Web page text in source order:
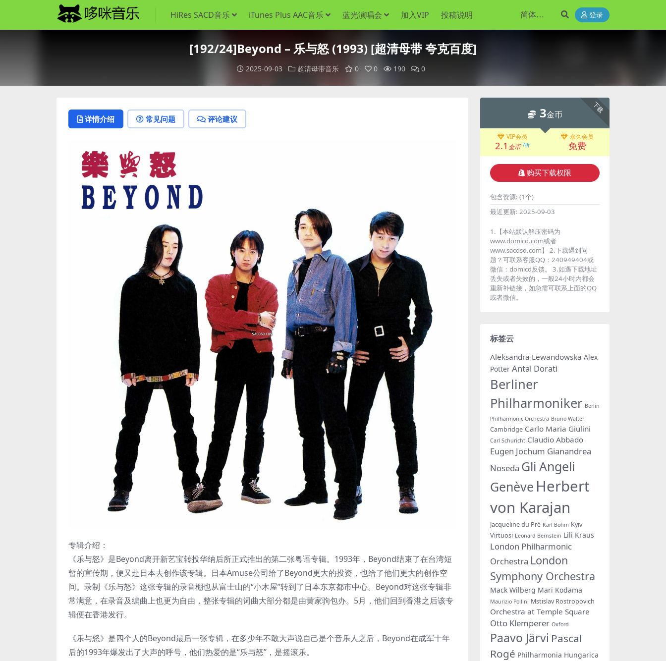
HiRes SACD音乐 iTunes Plus AAC音乐 蓝光演唱会 加入VIP 投稿说明 登录
[192/24]Beyond – 乐与怒 (1993) [超清母带 夸克百度]
2025-09-03 超清母带音乐 0 0 190 0
详情介绍 常见问题 评论建议
专辑介绍：
《乐与怒》是Beyond离开新艺宝转投华纳后所正式推出的第二张粤语专辑。1993年，Beyond结束了在台湾短
暂的宣传期，便又赴日本去创作该专辑。日本Amuse公司给了Beyond更大的投资，也给了他们更大的创作空
间。录制《乐与怒》这张专辑的录音棚也从富士山的“小木屋”转到了日本东京都市中心。Beyond对这张专辑非
常满意，在录音及编曲上也更为自由，整张专辑的词曲大部分都是由黄家驹包办。5月，他们回到香港之后该专
辑便在香港发行。
《乐与怒》是四个人的Beyond最后一张专辑，在多少年不敢大声说自己是个音乐人之后，Beyond在成军十年
后的1993年爆发出了大声的呼号，他们热爱的是“乐与怒”，是摇滚乐。
下载
3金币
VIP会员
2.1 金币 7折
永久会员
免费
购买下载权限
包含资源: (1个)
最近更新: 2025-09-03
1.【本站默认解压密码为
www.domicd.com或者
www.sacdsd.com】 2.下载遇到问
题？可联系客服QQ：240949404或
微信：domicd反馈。 3.如遇下载地址
丢失或者失效的，一般24小时内都会
重新补链接，如急需可联系上面的QQ
或者微信。
标签云
Aleksandra Lewandowska Alex
Potter Antal Dorati
Berliner
Philharmoniker Berlin
Philharmonic Orchestra Bruno Walter
Cambridge Carlo Maria Giulini
Carl Schuricht Claudio Abbado
Eugen Jochum Gianandrea
Noseda Gli Angeli
Genève Herbert
von Karajan
Jacqueline du Pré Karl Bohm Kyiv
Virtuosi Leonard Bernstein Lili Kraus
London Philharmonic
Orchestra London
Symphony Orchestra
Mack Wilberg Mari Kodama
Maurizio Pollini Mstislav Rostropovich
Orchestra at Temple Square
Otto Klemperer Oxford
Paavo Järvi Pascal
Rogé Philharmonia Hungarica